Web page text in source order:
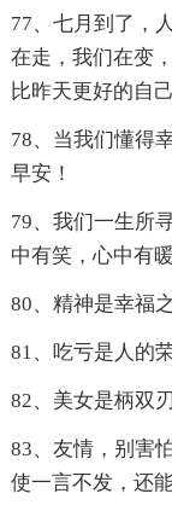
77、七月到了，
在走，我们在变
比昨天更好的自
78、当我们懂得
早安！
79、我们一生所
中有笑，心中有
80、精神是幸福
81、吃亏是人的
82、美女是柄双
83、友情，别害
使一言不发，还